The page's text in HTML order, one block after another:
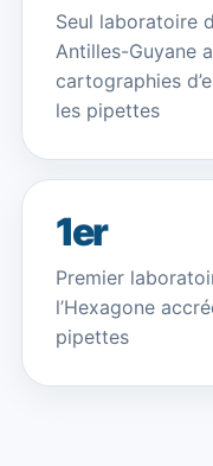
Seul laboratoire
Antilles-Guyane
cartographies
les pipettes
1er
Premier
l’Hexagone
pipettes